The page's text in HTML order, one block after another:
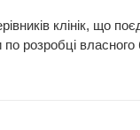
клінік, що
розробці